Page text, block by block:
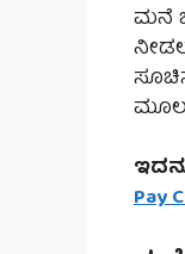
ಮನೆ
Pay